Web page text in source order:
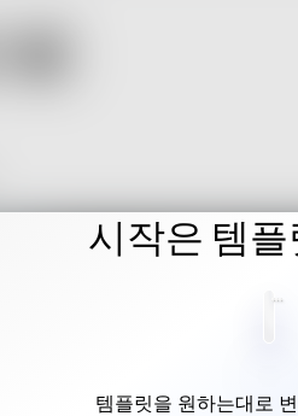
시작은 템
템플릿을 원하는대로